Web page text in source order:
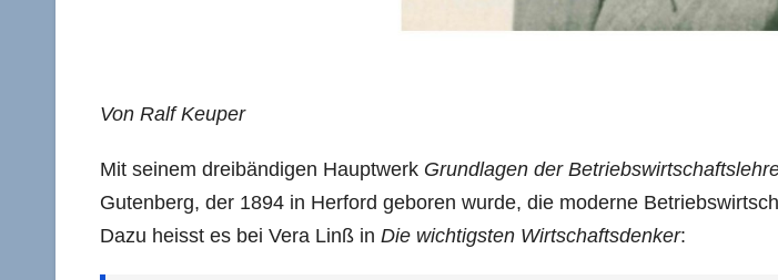
Von Ralf Keuper
Mit seinem dreibändigen Hauptwerk Grundlagen der
Gutenberg, der 1894 in Herford geboren wurde, die moderne
Dazu heisst es bei Vera Linß in Die wichtigsten Wirtschaftsdenker: